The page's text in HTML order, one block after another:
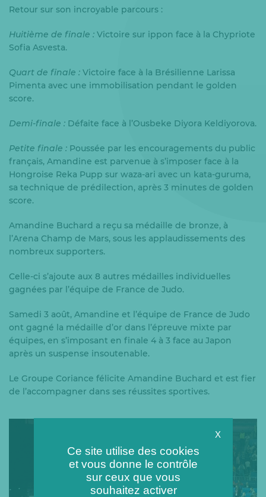
Retour sur son incroyable parcours :
Huitième de finale : Victoire sur ippon face à la Chypriote
Sofia Asvesta.
Quart de finale : Victoire face à la Brésilienne Larissa
Pimenta avec une immobilisation pendant le golden
score.
Demi-finale : Défaite face à l’Ousbeke Diyora Keldiyorova.
Petite finale : Poussée par les encouragements du public
français, Amandine est parvenue à s’imposer face à la
Hongroise Reka Pupp sur waza-ari avec un kata-guruma,
sa technique de prédilection, après 3 minutes de golden
score.
Amandine Buchard a reçu sa médaille de bronze, à
l’Arena Champ de Mars, sous les applaudissements des
nombreux supporters.
Celle-ci s’ajoute aux 8 autres médailles individuelles
gagnées par l’équipe de France de Judo.
Samedi 3 août, Amandine et l’équipe de France de Judo
ont gagné la médaille d’or dans l’épreuve mixte par
équipes, en s’imposant en finale 4 à 3 face au Japon
après un suspense insoutenable.
Le Groupe Coriance félicite Amandine Buchard et est fier
de l’accompagner dans ses réussites sportives.
X
Ce site utilise des cookies
et vous donne le contrôle
sur ceux que vous
souhaitez activer